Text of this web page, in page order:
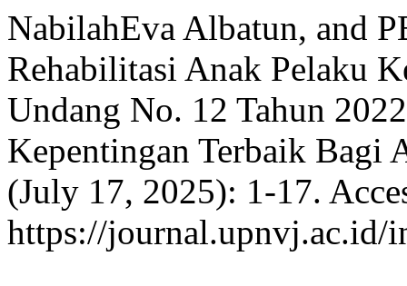
NabilahEva Albatun, and
Rehabilitasi Anak Pelaku
Undang No. 12 Tahun
Kepentingan Terbaik Bagi
(July 17, 2025): 1-17.
https://journal.upnvj.ac.id/